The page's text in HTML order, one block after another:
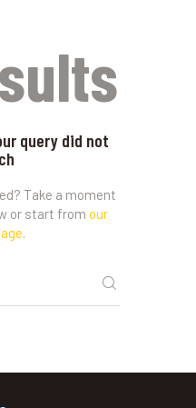
query did not
Take a moment
or start from our
.